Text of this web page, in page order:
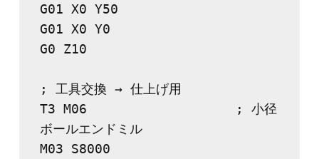
G01 X0 Y50
G01 X0 Y0
G0 Z10
; 工具交換 → 仕上げ用
T3 M06                   ; 小径
ボールエンドミル
M03 S8000